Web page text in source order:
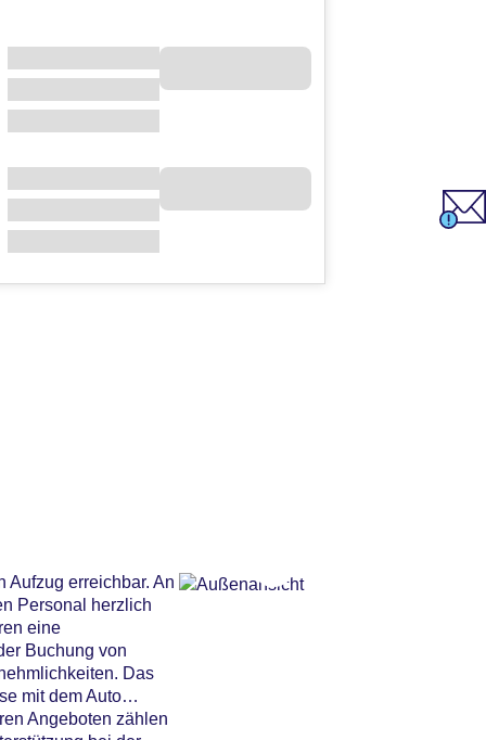
Aufzug erreichbar. An
Personal herzlich
eine
Buchung von
Das
mit dem Auto
Angeboten zählen